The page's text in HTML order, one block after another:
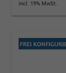
incl. 19% MwSt.